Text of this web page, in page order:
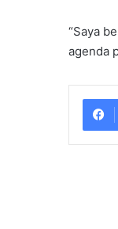
“Saya
agenda